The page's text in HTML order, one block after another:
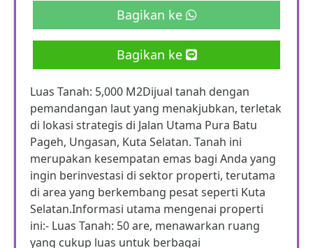
Bagikan ke
Bagikan ke
Luas Tanah: 5,000 M2Dijual tanah dengan
pemandangan laut yang menakjubkan, terletak
di lokasi strategis di Jalan Utama Pura Batu
Pageh, Ungasan, Kuta Selatan. Tanah ini
merupakan kesempatan emas bagi Anda yang
ingin berinvestasi di sektor properti, terutama
di area yang berkembang pesat seperti Kuta
Selatan.Informasi utama mengenai properti
ini:- Luas Tanah: 50 are, menawarkan ruang
yang cukup luas untuk berbagai